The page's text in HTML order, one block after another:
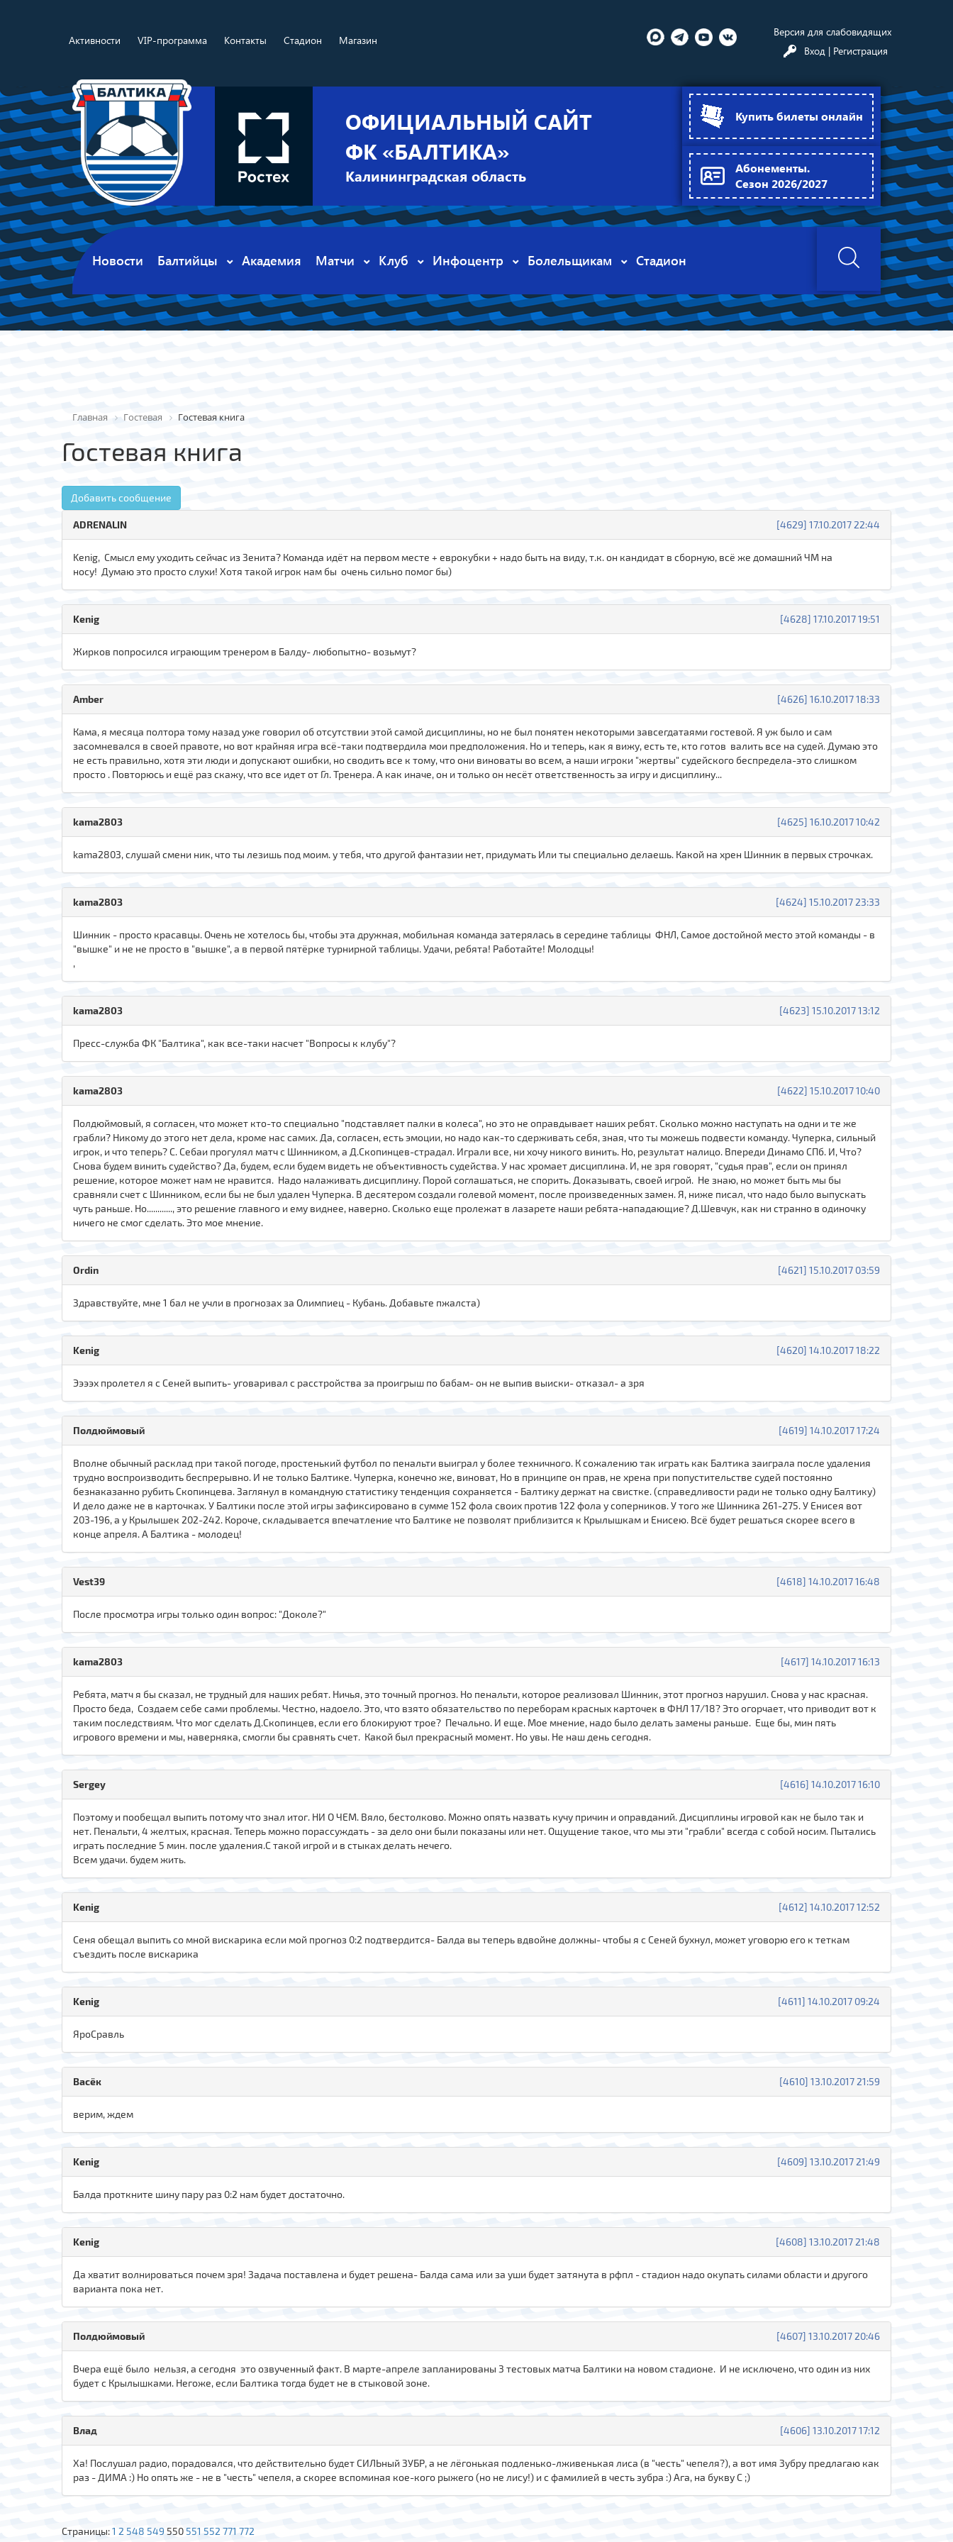
Активности VIP-программа Контакты Стадион Магазин
Версия для слабовидящих
Вход | Регистрация
ОФИЦИАЛЬНЫЙ САЙТ
ФК «БАЛТИКА»
Калининградская область
Купить билеты онлайн
Абонементы.
Сезон 2026/2027
Новости Балтийцы Академия Матчи Клуб Инфоцентр Болельщикам Стадион
Главная Гостевая Гостевая книга
Гостевая книга
Добавить сообщение
[4629] 17.10.2017 22:44
ADRENALIN
Kenig, Смысл ему уходить сейчас из Зенита? Команда идёт на первом месте + еврокубки + надо быть на виду, т.к. он кандидат в сборную, всё же домашний ЧМ на
носу! Думаю это просто слухи! Хотя такой игрок нам бы очень сильно помог бы)
[4628] 17.10.2017 19:51
Kenig
Жирков попросился играющим тренером в Балду- любопытно- возьмут?
[4626] 16.10.2017 18:33
Amber
Кама, я месяца полтора тому назад уже говорил об отсутствии этой самой дисциплины, но не был понятен некоторыми завсегдатаями гостевой. Я уж было и сам
засомневался в своей правоте, но вот крайняя игра всё-таки подтвердила мои предположения. Но и теперь, как я вижу, есть те, кто готов валить все на судей. Думаю это
не есть правильно, хотя эти люди и допускают ошибки, но сводить все к тому, что они виноваты во всем, а наши игроки "жертвы" судейского беспредела-это слишком
просто . Повторюсь и ещё раз скажу, что все идет от Гл. Тренера. А как иначе, он и только он несёт ответственность за игру и дисциплину...
[4625] 16.10.2017 10:42
kama2803
kamа280З, слушай смени ник, что ты лезишь под моим. у тебя, что другой фантазии нет, придумать Или ты специально делаешь. Какой на хрен Шинник в первых строчках.
[4624] 15.10.2017 23:33
kamа280З
Шинник - просто красавцы. Очень не хотелось бы, чтобы эта дружная, мобильная команда затерялась в середине таблицы ФНЛ, Самое достойной место этой команды - в
"вышке" и не не просто в "вышке", а в первой пятёрке турнирной таблицы. Удачи, ребята! Работайте! Молодцы!
,
[4623] 15.10.2017 13:12
kama2803
Пресс-служба ФК "Балтика", как все-таки насчет "Вопросы к клубу"?
[4622] 15.10.2017 10:40
kama2803
Полдюймовый, я согласен, что может кто-то специально "подставляет палки в колеса", но это не оправдывает наших ребят. Сколько можно наступать на одни и те же
грабли? Никому до этого нет дела, кроме нас самих. Да, согласен, есть эмоции, но надо как-то сдерживать себя, зная, что ты можешь подвести команду. Чуперка, сильный
игрок, и что теперь? С. Себаи прогулял матч с Шинником, а Д.Скопинцев-страдал. Играли все, ни хочу никого винить. Но, результат налицо. Впереди Динамо СПб. И, Что?
Снова будем винить судейство? Да, будем, если будем видеть не объективность судейства. У нас хромает дисциплина. И, не зря говорят, "судья прав", если он принял
решение, которое может нам не нравится. Надо налаживать дисциплину. Порой соглашаться, не спорить. Доказывать, своей игрой. Не знаю, но может быть мы бы
сравняли счет с Шинником, если бы не был удален Чуперка. В десятером создали голевой момент, после произведенных замен. Я, ниже писал, что надо было выпускать
чуть раньше. Но............, это решение главного и ему виднее, наверно. Сколько еще пролежат в лазарете наши ребята-нападающие? Д.Шевчук, как ни странно в одиночку
ничего не смог сделать. Это мое мнение.
[4621] 15.10.2017 03:59
Ordin
Здравствуйте, мне 1 бал не учли в прогнозах за Олимпиец - Кубань. Добавьте пжалста)
[4620] 14.10.2017 18:22
Kenig
Ээээх пролетел я с Сеней выпить- уговаривал с расстройства за проигрыш по бабам- он не выпив выиски- отказал- а зря
[4619] 14.10.2017 17:24
Полдюймовый
Вполне обычный расклад при такой погоде, простенький футбол по пенальти выиграл у более техничного. К сожалению так играть как Балтика заиграла после удаления
трудно воспроизводить беспрерывно. И не только Балтике. Чуперка, конечно же, виноват, Но в принципе он прав, не хрена при попустительстве судей постоянно
безнаказанно рубить Скопинцева. Заглянул в командную статистику тенденция сохраняется - Балтику держат на свистке. (справедливости ради не только одну Балтику)
И дело даже не в карточках. У Балтики после этой игры зафиксировано в сумме 152 фола своих против 122 фола у соперников. У того же Шинника 261-275. У Енисея вот
203-196, а у Крылышек 202-242. Короче, складывается впечатление что Балтике не позволят приблизится к Крылышкам и Енисею. Всё будет решаться скорее всего в
конце апреля. А Балтика - молодец!
[4618] 14.10.2017 16:48
Vest39
После просмотра игры только один вопрос: "Доколе?"
[4617] 14.10.2017 16:13
kama2803
Ребята, матч я бы сказал, не трудный для наших ребят. Ничья, это точный прогноз. Но пенальти, которое реализовал Шинник, этот прогноз нарушил. Снова у нас красная.
Просто беда, Создаем себе сами проблемы. Честно, надоело. Это, что взято обязательство по переборам красных карточек в ФНЛ 17/18? Это огорчает, что приводит вот к
таким последствиям. Что мог сделать Д.Скопинцев, если его блокируют трое? Печально. И еще. Мое мнение, надо было делать замены раньше. Еще бы, мин пять
игрового времени и мы, наверняка, смогли бы сравнять счет. Какой был прекрасный момент. Но увы. Не наш день сегодня.
[4616] 14.10.2017 16:10
Sergey
Поэтому и пообещал выпить потому что знал итог. НИ О ЧЕМ. Вяло, бестолково. Можно опять назвать кучу причин и оправданий. Дисциплины игровой как не было так и
нет. Пенальти, 4 желтых, красная. Теперь можно порассуждать - за дело они были показаны или нет. Ощущение такое, что мы эти "грабли" всегда с собой носим. Пытались
играть последние 5 мин. после удаления.С такой игрой и в стыках делать нечего.
Всем удачи. будем жить.
[4612] 14.10.2017 12:52
Kenig
Сеня обещал выпить со мной вискарика если мой прогноз 0:2 подтвердится- Балда вы теперь вдвойне должны- чтобы я с Сеней бухнул, может уговорю его к теткам
съездить после вискарика
[4611] 14.10.2017 09:24
Kenig
ЯроСравль
[4610] 13.10.2017 21:59
Васёк
верим, ждем
[4609] 13.10.2017 21:49
Kenig
Балда проткните шину пару раз 0:2 нам будет достаточно.
[4608] 13.10.2017 21:48
Kenig
Да хватит волнироваться почем зря! Задача поставлена и будет решена- Балда сама или за уши будет затянута в рфпл - стадион надо окупать силами области и другого
варианта пока нет.
[4607] 13.10.2017 20:46
Полдюймовый
Вчера ещё было нельзя, а сегодня это озвученный факт. В марте-апреле запланированы 3 тестовых матча Балтики на новом стадионе. И не исключено, что один из них
будет с Крылышками. Негоже, если Балтика тогда будет не в стыковой зоне.
[4606] 13.10.2017 17:12
Влад
Ха! Послушал радио, порадовался, что действительно будет СИЛЬный ЗУБР, а не лёгонькая подленько-лживенькая лиса (в "честь" чепеля?), а вот имя Зубру предлагаю как
раз - ДИМА :) Но опять же - не в "честь" чепеля, а скорее вспоминая кое-кого рыжего (но не лису!) и с фамилией в честь зубра :) Ага, на букву С ;)
Страницы:1 2 548 549 550 551 552 771 772